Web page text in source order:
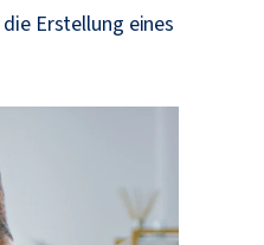
Erstellung eines